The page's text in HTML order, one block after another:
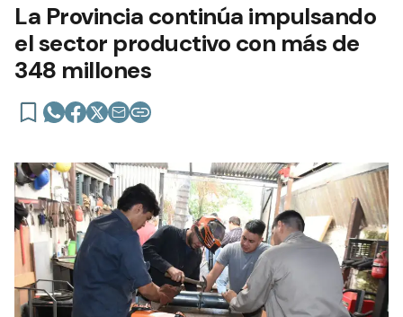
La Provincia continúa impulsando
el sector productivo con más de
348 millones